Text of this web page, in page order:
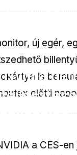
új egér,
is
előtti
a CES-